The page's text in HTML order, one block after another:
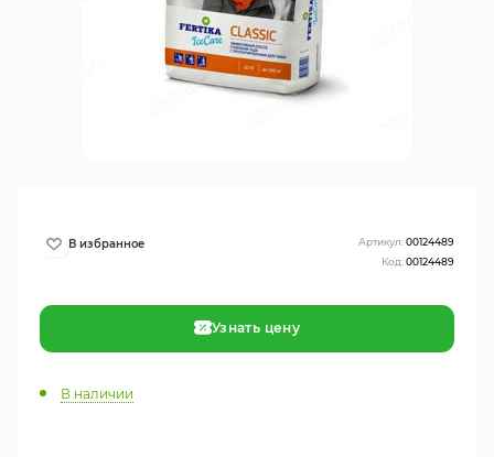
Артикул:00124489
Код:00124489
Узнать цену
В наличии